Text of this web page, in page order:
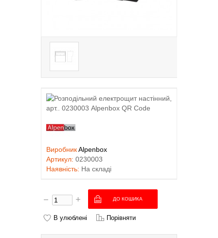
ВиробникAlpenbox
Артикул: 0230003
Наявність: На складі
В улюблені Порівняти